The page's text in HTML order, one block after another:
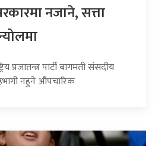
नजाने, सत्ता
प्रजातन्त्र पार्टी बागमती संसदीय
नहुने औपचारिक